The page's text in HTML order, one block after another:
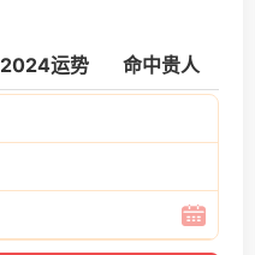
2024运势 命中贵人